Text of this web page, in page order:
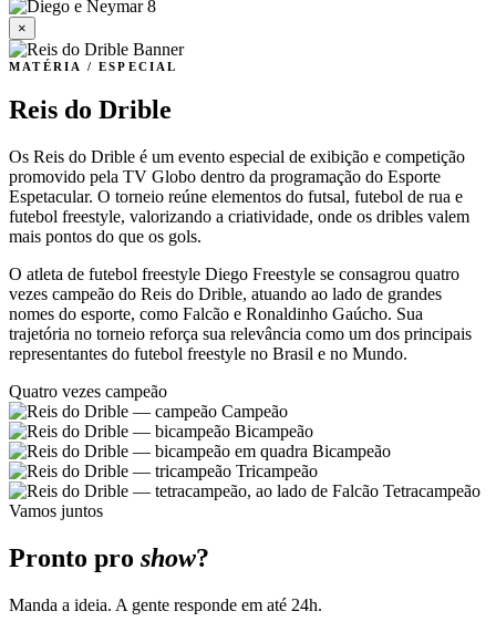
×
MATÉRIA / ESPECIAL
Reis do Drible
Os Reis do Drible é um evento especial de exibição e competição
promovido pela TV Globo dentro da programação do Esporte
Espetacular. O torneio reúne elementos do futsal, futebol de rua e
futebol freestyle, valorizando a criatividade, onde os dribles valem
mais pontos do que os gols.
O atleta de futebol freestyle Diego Freestyle se consagrou quatro
vezes campeão do Reis do Drible, atuando ao lado de grandes
nomes do esporte, como Falcão e Ronaldinho Gaúcho. Sua
trajetória no torneio reforça sua relevância como um dos principais
representantes do futebol freestyle no Brasil e no Mundo.
Quatro vezes campeão
Campeão
Bicampeão
Bicampeão
Tricampeão
Tetracampeão
Vamos juntos
Pronto pro show?
Manda a ideia. A gente responde em até 24h.